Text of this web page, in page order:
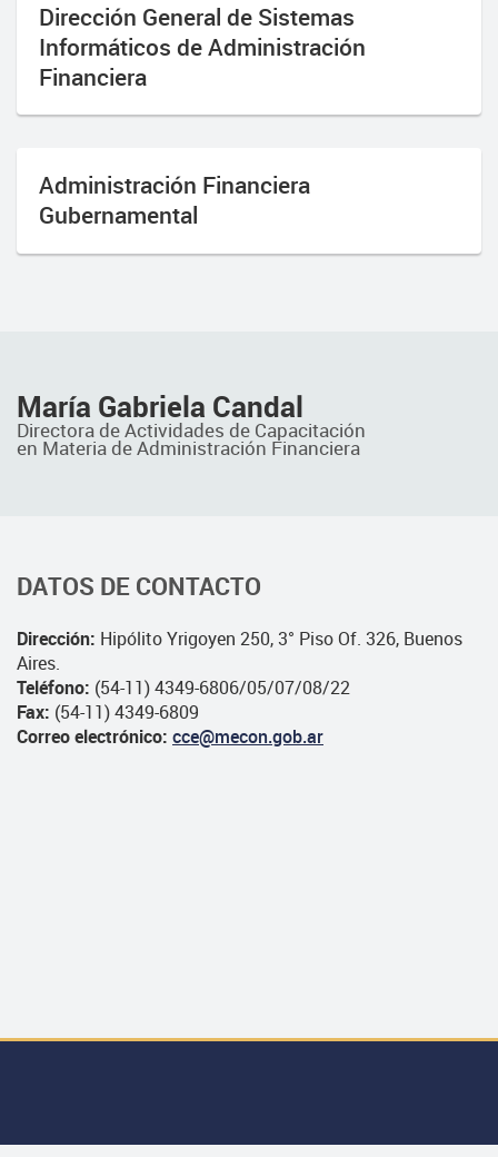
Dirección General de Sistemas
Informáticos de Administración
Financiera
Administración Financiera
Gubernamental
María Gabriela Candal
Directora de Actividades de Capacitación
en Materia de Administración Financiera
DATOS DE CONTACTO
Dirección: Hipólito Yrigoyen 250, 3° Piso Of. 326, Buenos
Aires.
Teléfono: (54-11) 4349-6806/05/07/08/22
Fax: (54-11) 4349-6809
Correo electrónico: cce@mecon.gob.ar